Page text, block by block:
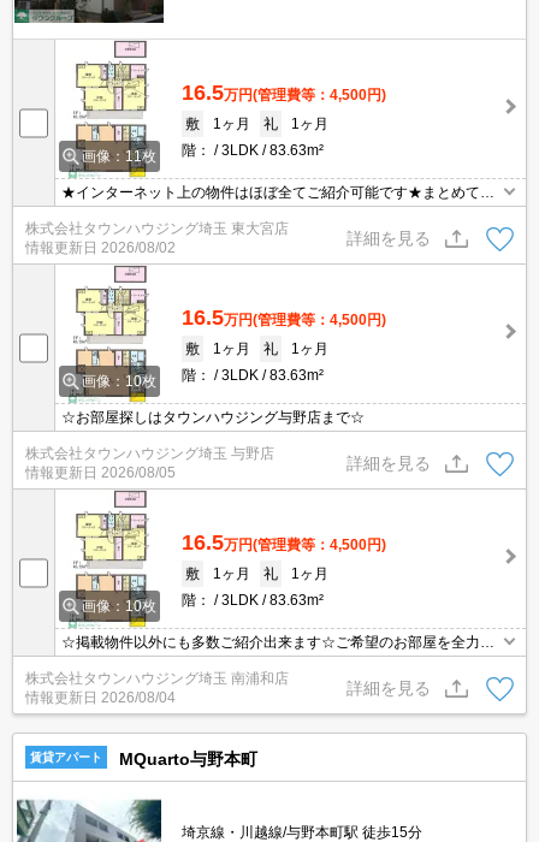
画像：11枚
16.5万円(管理費等：4,500円)
敷
1ヶ月 礼
1ヶ月
階：
3LDK 83.63m²
★インターネット上の物件はほぼ全てご紹介可能です★まとめてご
紹介致します★お部屋探しは情報量地域No１の★タウンハウジング
東大宮店まで★
株式会社タウンハウジング埼玉 東大宮店
情報更新日 2026/08/02
詳細を見る
画像：10枚
16.5万円(管理費等：4,500円)
敷
1ヶ月 礼
1ヶ月
階：
3LDK 83.63m²
☆お部屋探しはタウンハウジング与野店まで☆
株式会社タウンハウジング埼玉 与野店
情報更新日 2026/08/05
詳細を見る
画像：10枚
16.5万円(管理費等：4,500円)
敷
1ヶ月 礼
1ヶ月
階：
3LDK 83.63m²
☆掲載物件以外にも多数ご紹介出来ます☆ご希望のお部屋を全力で
お探しさせて頂きます♪
株式会社タウンハウジング埼玉 南浦和店
情報更新日 2026/08/04
詳細を見る
賃貸アパート MQuarto与野本町
埼京線・川越線/与野本町駅 徒歩15分